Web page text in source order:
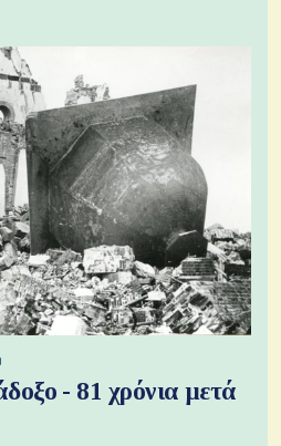
- 81 χρόνια μετά